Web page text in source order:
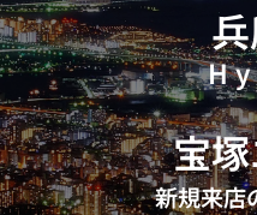
宝塚
新規来店